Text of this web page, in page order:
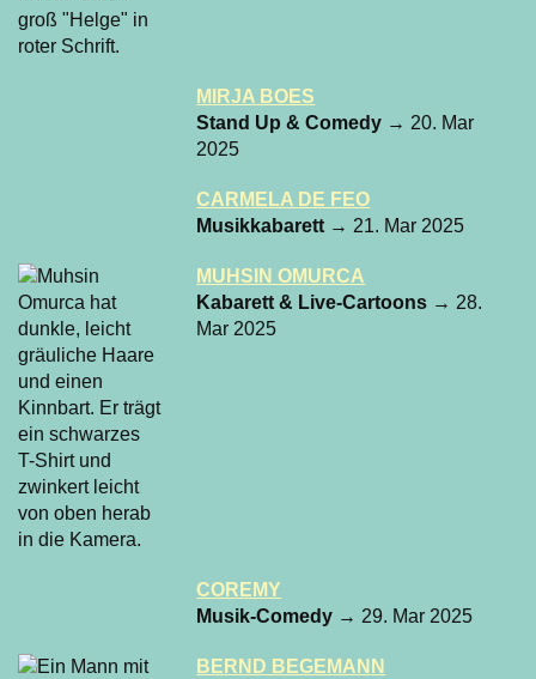
MIRJA BOES
Stand Up & Comedy → 20. Mar
2025
CARMELA DE FEO
Musikkabarett → 21. Mar 2025
MUHSIN OMURCA
Kabarett & Live-Cartoons → 28.
Mar 2025
COREMY
Musik-Comedy → 29. Mar 2025
BERND BEGEMANN